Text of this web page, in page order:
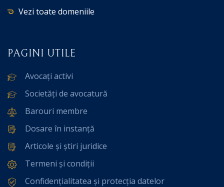
Vezi toate domeniile
PAGINI UTILE
Avocați activi
Societăți de avocatură
Barouri membre
Dosare în instanță
Articole și știri juridice
Termeni și condiții
Confidențialitatea și protecția datelor